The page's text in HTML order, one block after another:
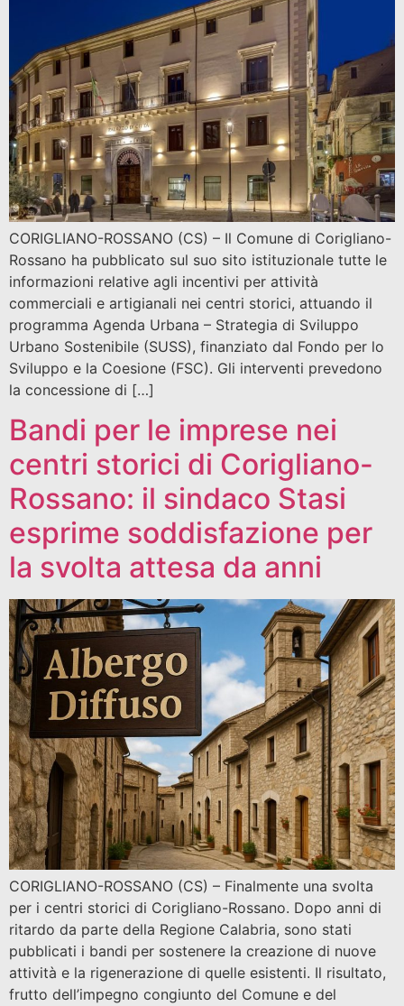
CORIGLIANO-ROSSANO (CS) – Il Comune di Corigliano-
Rossano ha pubblicato sul suo sito istituzionale tutte le
informazioni relative agli incentivi per attività
commerciali e artigianali nei centri storici, attuando il
programma Agenda Urbana – Strategia di Sviluppo
Urbano Sostenibile (SUSS), finanziato dal Fondo per lo
Sviluppo e la Coesione (FSC). Gli interventi prevedono
la concessione di […]
Bandi per le imprese nei
centri storici di Corigliano-
Rossano: il sindaco Stasi
esprime soddisfazione per
la svolta attesa da anni
CORIGLIANO-ROSSANO (CS) – Finalmente una svolta
per i centri storici di Corigliano-Rossano. Dopo anni di
ritardo da parte della Regione Calabria, sono stati
pubblicati i bandi per sostenere la creazione di nuove
attività e la rigenerazione di quelle esistenti. Il risultato,
frutto dell’impegno congiunto del Comune e del